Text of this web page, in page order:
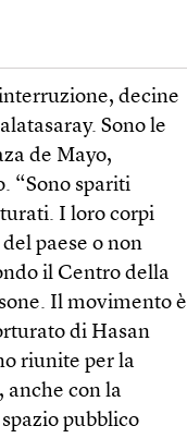
decine
Sono le
de Mayo,
“Sono spariti
I loro corpi
paese o non
il Centro della
Il movimento è
di Hasan
riunite per la
anche con la
pubblico